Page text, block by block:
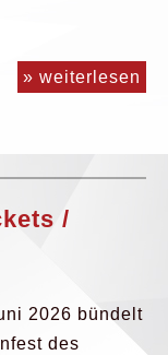
» weiterlesen
/
2026 bündelt
des